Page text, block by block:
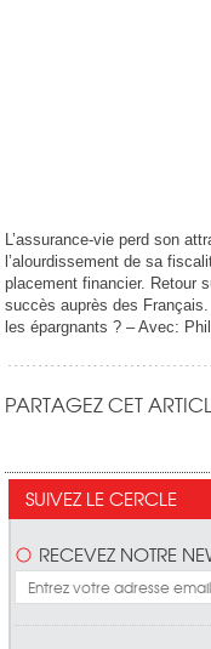
L’assurance-vie perd son
l’alourdissement de sa
placement financier. Retour
succès auprès des
les épargnants ? – Avec:
PARTAGEZ CET
SUIVEZ LE CERCLE
RECEVEZ NOTRE